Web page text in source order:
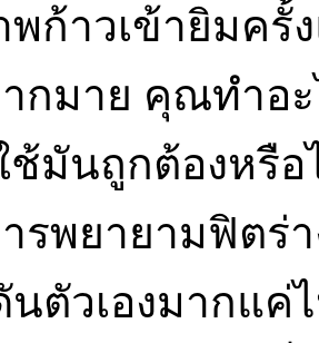
ก้าวเข้ายิมครั้
กมาย คุณทำอะ
มันถูกต้องหรือ
รพยายามฟิตร่า
ตัวเองมากแค่